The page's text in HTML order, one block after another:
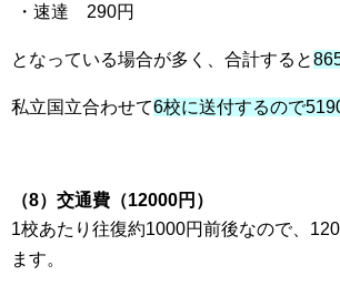
・速達 290円
となっている場合が多く、合計すると
私立国立合わせて6校に送付するので
（8）交通費（12000円）
1校あたり往復約1000円前後なので、
ます。